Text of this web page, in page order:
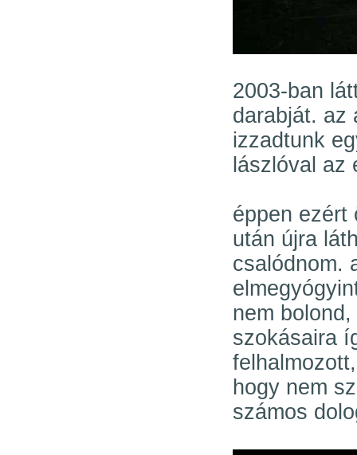
2003-ban
darabját. az
izzadtunk
lászlóval az
éppen ezért
után újra
csalódnom.
nem
szokásaira
hogy nem
számos